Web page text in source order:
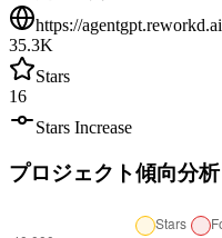
https://agentgpt.reworkd.ai
35.3K
Stars
16
Stars Increase
プロジェクト傾向分析